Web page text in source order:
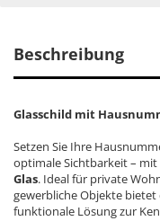
Beschreibung
Glasschild mit
Setzen Sie Ihre
optimale Sichtbarkeit –
Glas. Ideal für private
gewerbliche Objekte bietet
funktionale Lösung zur